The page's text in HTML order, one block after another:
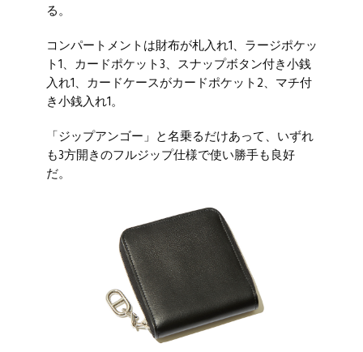
る。
コンパートメントは財布が札入れ1、ラージポケッ
ト1、カードポケット3、スナップボタン付き小銭
入れ1、カードケースがカードポケット2、マチ付
き小銭入れ1。
「ジップアンゴー」と名乗るだけあって、いずれ
も3方開きのフルジップ仕様で使い勝手も良好
だ。